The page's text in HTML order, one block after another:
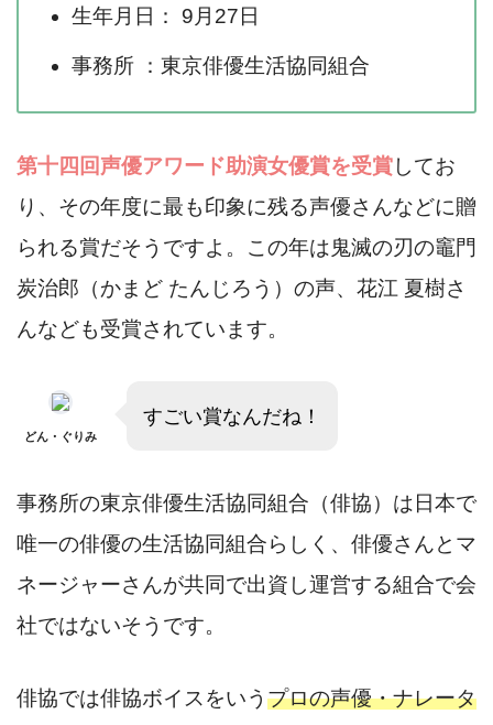
生年月日： 9月27日
事務所 ：東京俳優生活協同組合
第十四回声優アワード助演女優賞を受賞してお
り、その年度に最も印象に残る声優さんなどに贈
られる賞だそうですよ。この年は鬼滅の刃の竈門
炭治郎（かまど たんじろう）の声、花江 夏樹さ
んなども受賞されています。
どん・ぐりみ
すごい賞なんだね！
事務所の東京俳優生活協同組合（俳協）は日本で
唯一の俳優の生活協同組合らしく、俳優さんとマ
ネージャーさんが共同で出資し運営する組合で会
社ではないそうです。
俳協では俳協ボイスをいう プロの声優・ナレータ